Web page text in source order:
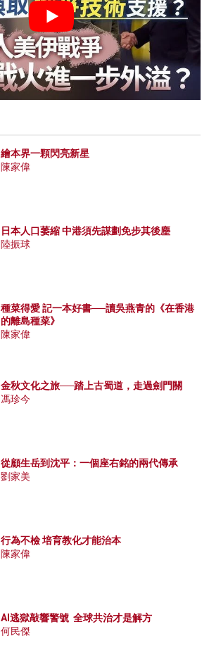
繪本界一顆閃亮新星
陳家偉
日本人口萎縮 中港須先謀劃免步其後塵
陸振球
種菜得愛 記一本好書──讀吳燕青的《在香港
的離島種菜》
陳家偉
金秋文化之旅──踏上古蜀道，走過劍門關
馮珍今
從顧生岳到沈平：一個座右銘的兩代傳承
劉家美
行為不檢 培育教化才能治本
陳家偉
AI逃獄敲響警號 全球共治才是解方
何民傑